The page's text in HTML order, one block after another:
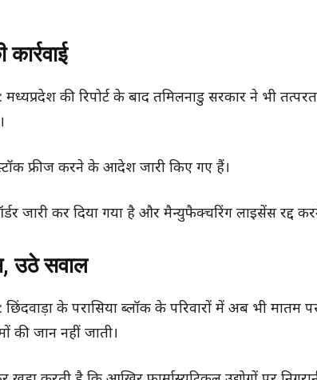
की रिपोर्ट के बाद तमिलनाडु सरकार ने भी
फ्रीज करने के आदेश जारी किए गए हैं।
जारी कर दिया गया है और मैन्युफैक्चरिंग लाइसेंस रद्द
उठे सवाल
के परासिया ब्लॉक के परिवारों में अब भी
की जान नहीं जाती।